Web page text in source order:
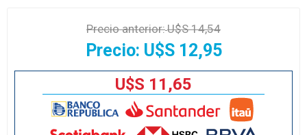
Precio anterior:U$S 14,54
Precio: U$S 12,95
U$S 11,65